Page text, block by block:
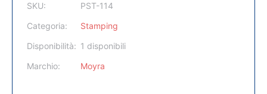
SKU:
PST-114
Categoria:
Stamping
Disponibilità: 1 disponibili
Marchio:
Moyra